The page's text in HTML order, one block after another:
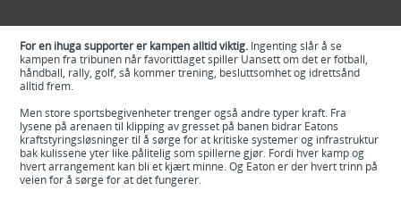
For en ihuga supporter er kampen alltid viktig. Ingenting slår å se
kampen fra tribunen når favorittlaget spiller Uansett om det er fotball,
håndball, rally, golf, så kommer trening, besluttsomhet og idrettsånd
alltid frem.
Men store sportsbegivenheter trenger også andre typer kraft. Fra
lysene på arenaen til klipping av gresset på banen bidrar Eatons
kraftstyringsløsninger til å sørge for at kritiske systemer og infrastruktur
bak kulissene yter like pålitelig som spillerne gjør. Fordi hver kamp og
hvert arrangement kan bli et kjært minne. Og Eaton er der hvert trinn på
veien for å sørge for at det fungerer.